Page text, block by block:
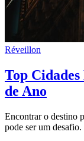
Réveillon
Top Cidades
de Ano
Encontrar o destino
pode ser um